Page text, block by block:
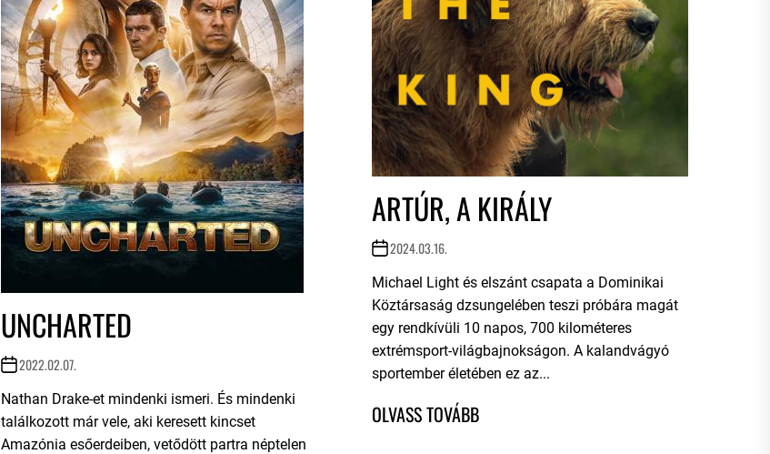
ARTÚR, A KIRÁLY
2024.03.16.
Michael Light és elszánt csapata a Dominikai
Köztársaság dzsungelében teszi próbára magát
egy rendkívüli 10 napos, 700 kilométeres
extrémsport-világbajnokságon. A kalandvágyó
sportember életében ez az...
UNCHARTED
2022.02.07.
Nathan Drake-et mindenki ismeri. És mindenki
találkozott már vele, aki keresett kincset
Amazónia esőerdeiben, vetődött partra néptelen